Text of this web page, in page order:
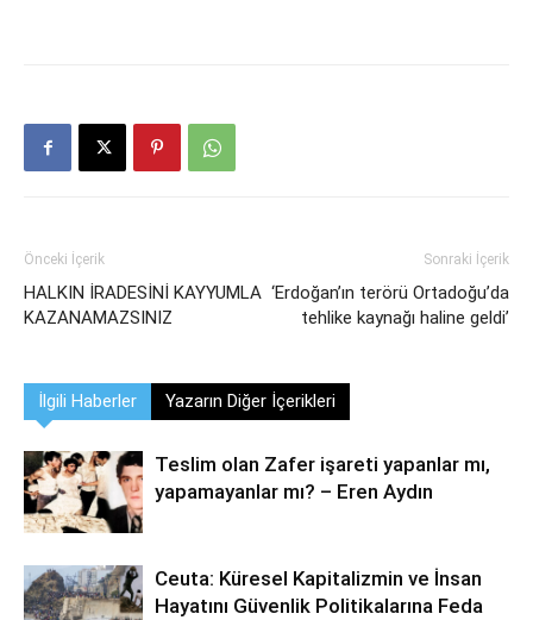
Önceki İçerik
HALKIN İRADESİNİ KAYYUMLA
KAZANAMAZSINIZ
Sonraki İçerik
‘Erdoğan’ın terörü Ortadoğu’da
tehlike kaynağı haline geldi’
İlgili Haberler Yazarın Diğer İçerikleri
Teslim olan Zafer işareti yapanlar mı,
yapamayanlar mı? – Eren Aydın
Ceuta: Küresel Kapitalizmin ve İnsan
Hayatını Güvenlik Politikalarına Feda